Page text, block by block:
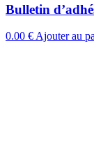
Bulletin
0.00 €Ajouter au